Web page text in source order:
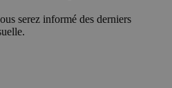
serez informé des derniers